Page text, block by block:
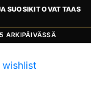
SUOSIKIT OVAT TAAS
ARKIPÄIVÄSSÄ
wishlist